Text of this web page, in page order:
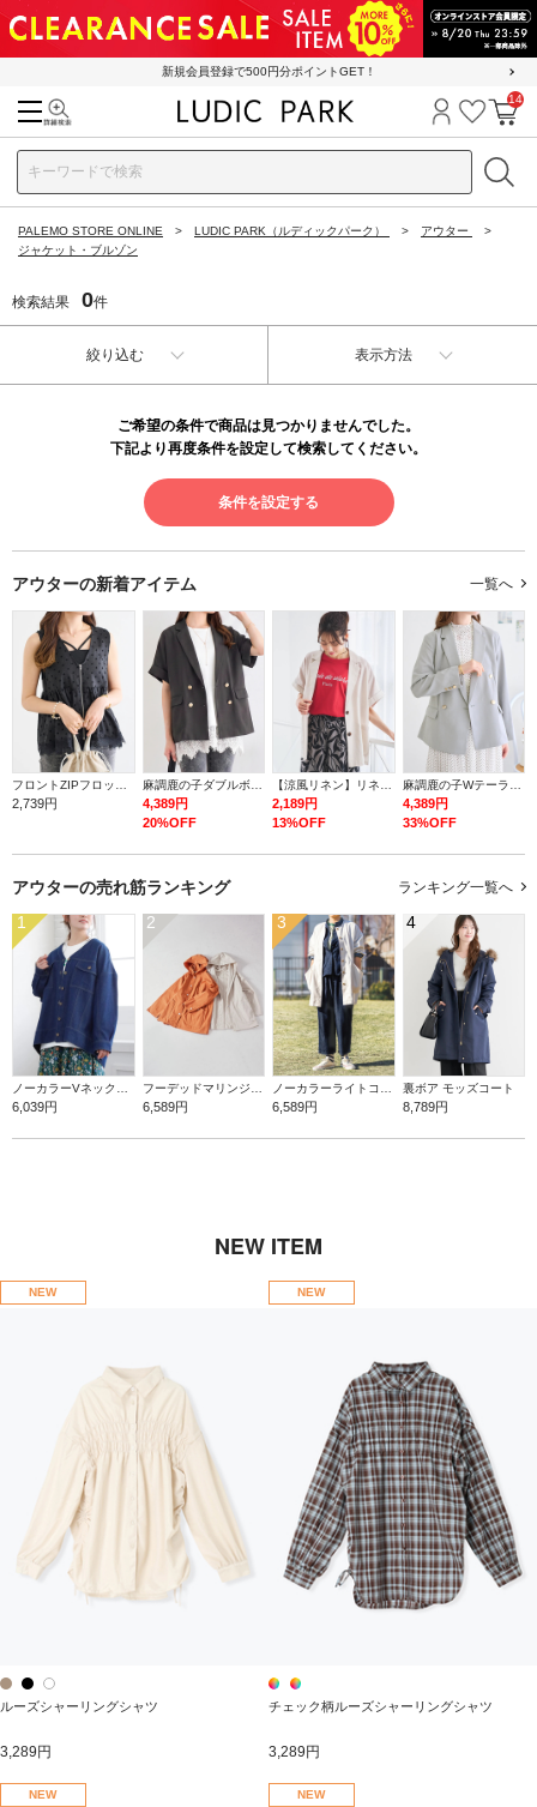
新規会員登録で500円分ポイントGET！
ログイン
お気に
カ
14
PALEMO STORE ONLINE LUDIC PARK（ルディックパーク）
アウター
ジャケット・ブルゾン
検索結果 0件
絞り込む 表示方法
ご希望の条件で商品は見つかりませんでした。
下記より再度条件を設定して検索してください。
条件を設定する
アウターの新着アイテム 一覧へ
2,739円
4,389円
20%OFF
2,189円
13%OFF
4,389円
33%OFF
アウターの売れ筋ランキング ランキング一覧へ
1
6,039円
2
6,589円
3
6,589円
4
裏ボア モッズコート
8,789円
NEW ITEM
NEW
ルーズシャーリングシャツ
3,289円
NEW
チェック柄ルーズシャーリングシャツ
3,289円
NEW NEW